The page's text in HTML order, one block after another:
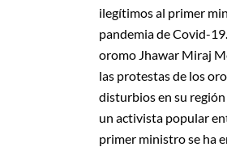
ilegítimos al primer
pandemia de Covid-
oromo Jhawar Miraj
las protestas de los
disturbios en su
un activista popular
primer ministro se ha